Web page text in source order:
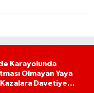
Karayolunda
Olmayan Yaya
Davetiye